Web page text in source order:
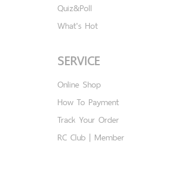
Quiz&Poll
What's Hot
SERVICE
Online Shop
How To Payment
Track Your Order
RC Club | Member